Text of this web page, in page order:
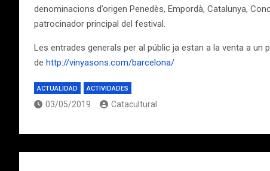
denominacions d’origen Penedès, Empordà, Catalunya,
patrocinador principal del festival.
Les entrades generals per al públic ja estan a la venta a
de http://vinyasons.com/barcelona/
ACTUALIDAD ACTIVIDADES
03/05/2019 Catacultural